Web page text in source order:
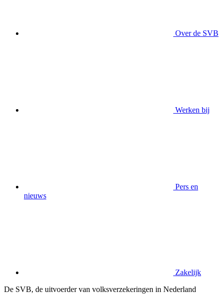
Over de SVB
Werken bij
Pers en
nieuws
Zakelijk
De SVB, de uitvoerder van volksverzekeringen in Nederland